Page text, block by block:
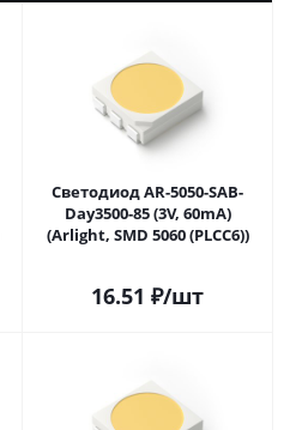
Светодиод AR-5050-SAB-
Day3500-85 (3V, 60mA)
(Arlight, SMD 5060 (PLCC6))
16.51 ₽/шт